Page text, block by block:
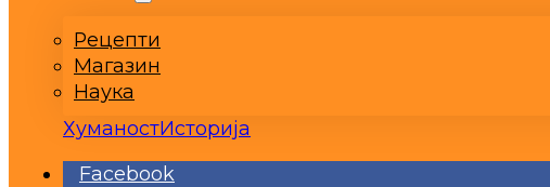
Рецепти
Магазин
Наука
ХуманостИсторија
Facebook